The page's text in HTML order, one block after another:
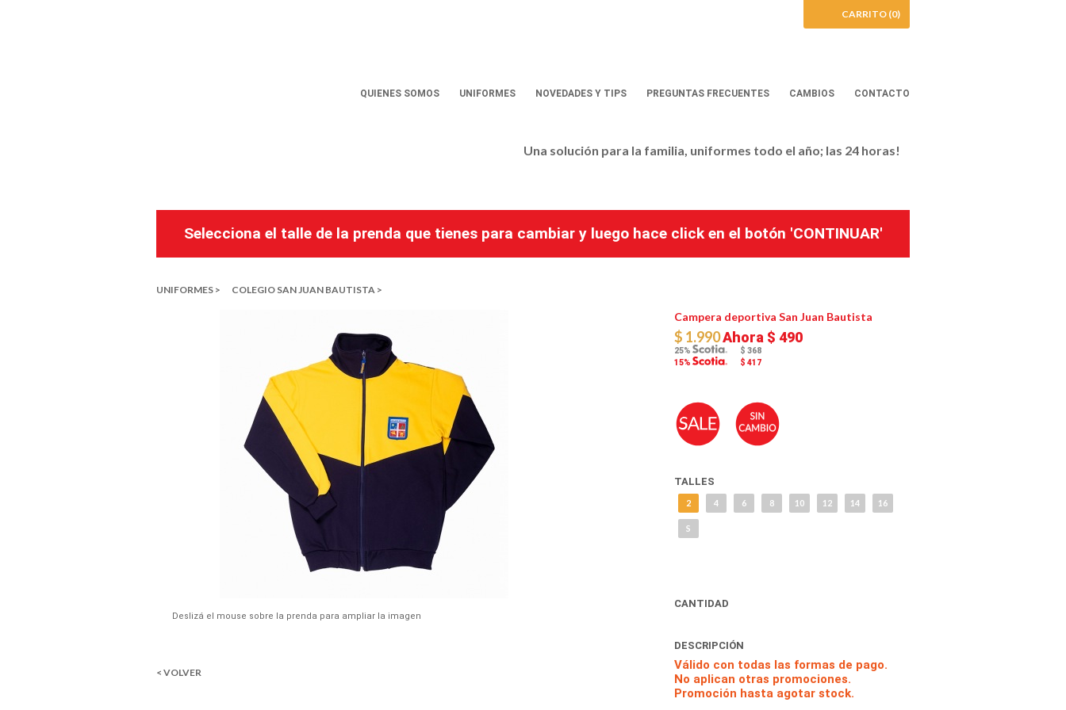
CARRITO (0)
QUIENES SOMOS UNIFORMES NOVEDADES Y TIPS PREGUNTAS FRECUENTES CAMBIOS CONTACTO
Una solución para la familia, uniformes todo el año; las 24 horas!
Selecciona el talle de la prenda que tienes para cambiar y luego hace click en el botón 'CONTINUAR'
UNIFORMES > COLEGIO SAN JUAN BAUTISTA >
Deslizá el mouse sobre la prenda para ampliar la imagen
< VOLVER
Campera deportiva San Juan Bautista
$ 1.990Ahora $ 490
25%
$ 368
15%
$ 417
TALLES
2 4 6 8 10 12 14 16
S
CANTIDAD
DESCRIPCIÓN
Válido con todas las formas de pago.
No aplican otras promociones.
Promoción hasta agotar stock.